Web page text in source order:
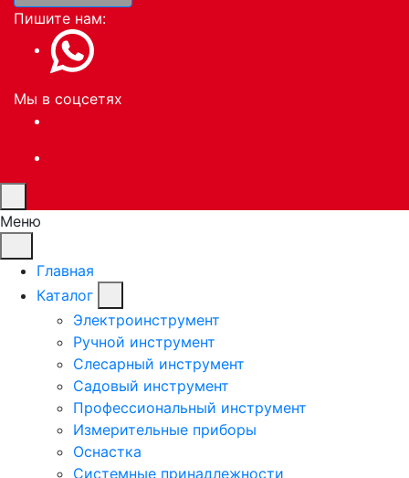
Пишите нам:
Мы в соцсетях
Меню
Главная
Каталог
Электроинструмент
Ручной инструмент
Слесарный инструмент
Садовый инструмент
Профессиональный инструмент
Измерительные приборы
Оснастка
Системные принадлежности